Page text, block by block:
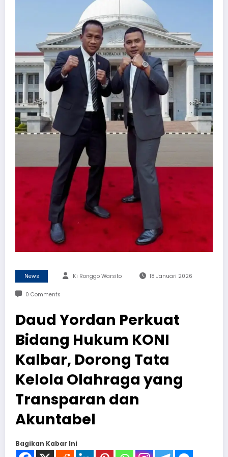
News Ki Ronggo Warsito 18 Januari 2026
0 Comments
Daud Yordan Perkuat
Bidang Hukum KONI
Kalbar, Dorong Tata
Kelola Olahraga yang
Transparan dan
Akuntabel
Bagikan Kabar Ini